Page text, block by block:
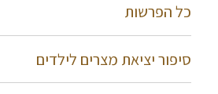
כל הפרשות
סיפור יציאת מצרים לילדים